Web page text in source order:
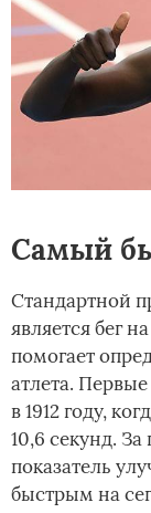
Самый
Стандартной
является бег
помогает
атлета.
в 1912 году,
10,6 секунд.
показатель
быстрым на